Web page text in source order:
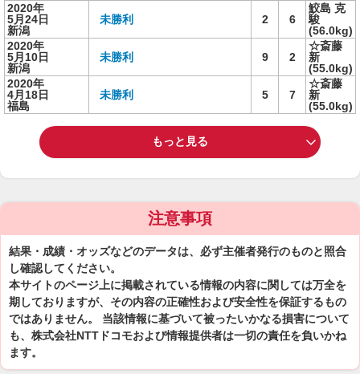
2020年
5月24日
新潟
未勝利 2 6
鮫島 克
駿
(56.0kg)
2020年
5月10日
新潟
未勝利 9 2
☆斎藤
新
(55.0kg)
2020年
4月18日
福島
未勝利 5 7
☆斎藤
新
(55.0kg)
もっと見る
注意事項
結果・成績・オッズなどのデータは、必ず主催者発行のものと照合
し確認してください。
本サイトのページ上に掲載されている情報の内容に関しては万全を
期しておりますが、その内容の正確性および安全性を保証するもの
ではありません。 当該情報に基づいて被ったいかなる損害について
も、株式会社NTTドコモおよび情報提供者は一切の責任を負いかね
ます。